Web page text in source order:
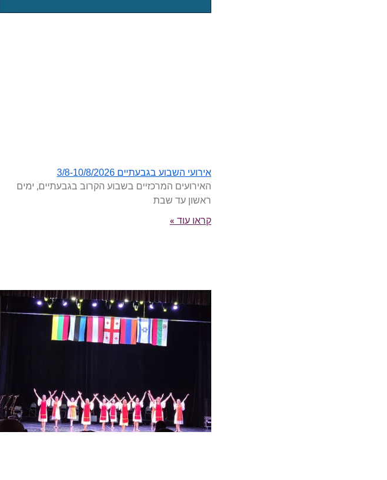
אירועי השבוע בגבעתיים 3/8-10/8/2026
האירועים המרכזיים בשבוע הקרוב בגבעתיים, ימים
ראשון עד שבת
קראו עוד »